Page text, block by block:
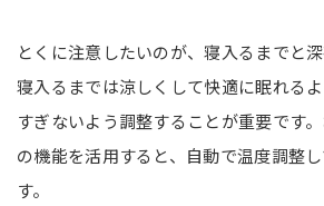
とくに注意したいのが、寝入るまでと
寝入るまでは涼しくして快適に眠れる
すぎないよう調整することが重要です
の機能を活用すると、自動で温度調整
す。